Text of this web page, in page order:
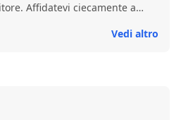
Affidatevi ciecamente a
in modo sereno e
anche oltre quelli che sono i
Vedi altro